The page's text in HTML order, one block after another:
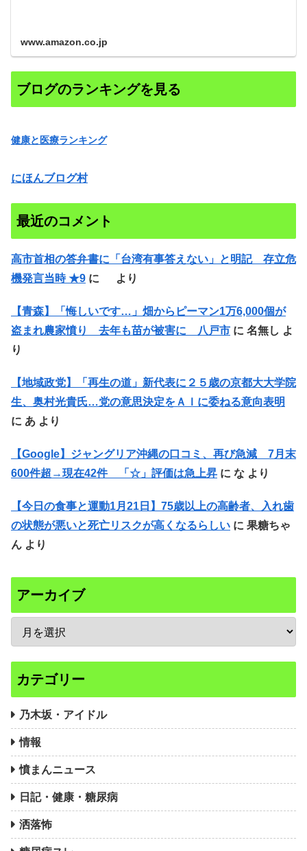
www.amazon.co.jp
ブログのランキングを見る
健康と医療ランキング
にほんブログ村
最近のコメント
高市首相の答弁書に「台湾有事答えない」と明記 存立危
機発言当時 ★9 に より
【青森】「悔しいです…」畑からピーマン1万6,000個が
盗まれ農家憤り 去年も苗が被害に 八戸市 に 名無し よ
り
【地域政党】「再生の道」新代表に２５歳の京都大大学院
生、奥村光貴氏…党の意思決定をＡＩに委ねる意向表明
に あ より
【Google】ジャングリア沖縄の口コミ、再び急減 7月末
600件超→現在42件 「☆」評価は急上昇 に な より
【今日の食事と運動1月21日】75歳以上の高齢者、入れ歯
の状態が悪いと死亡リスクが高くなるらしい に 果糖ちゃ
ん より
アーカイブ
カテゴリー
乃木坂・アイドル
情報
憤まんニュース
日記・健康・糖尿病
洒落怖